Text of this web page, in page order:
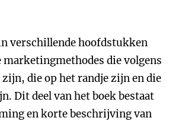
verschillende hoofdstukken
marketingmethodes die volgens
die op het randje zijn en die
Dit deel van het boek bestaat
en korte beschrijving van